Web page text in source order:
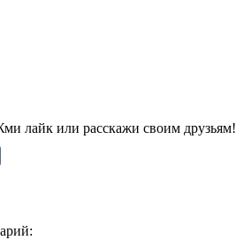
лайк или расскажи своим друзьям!